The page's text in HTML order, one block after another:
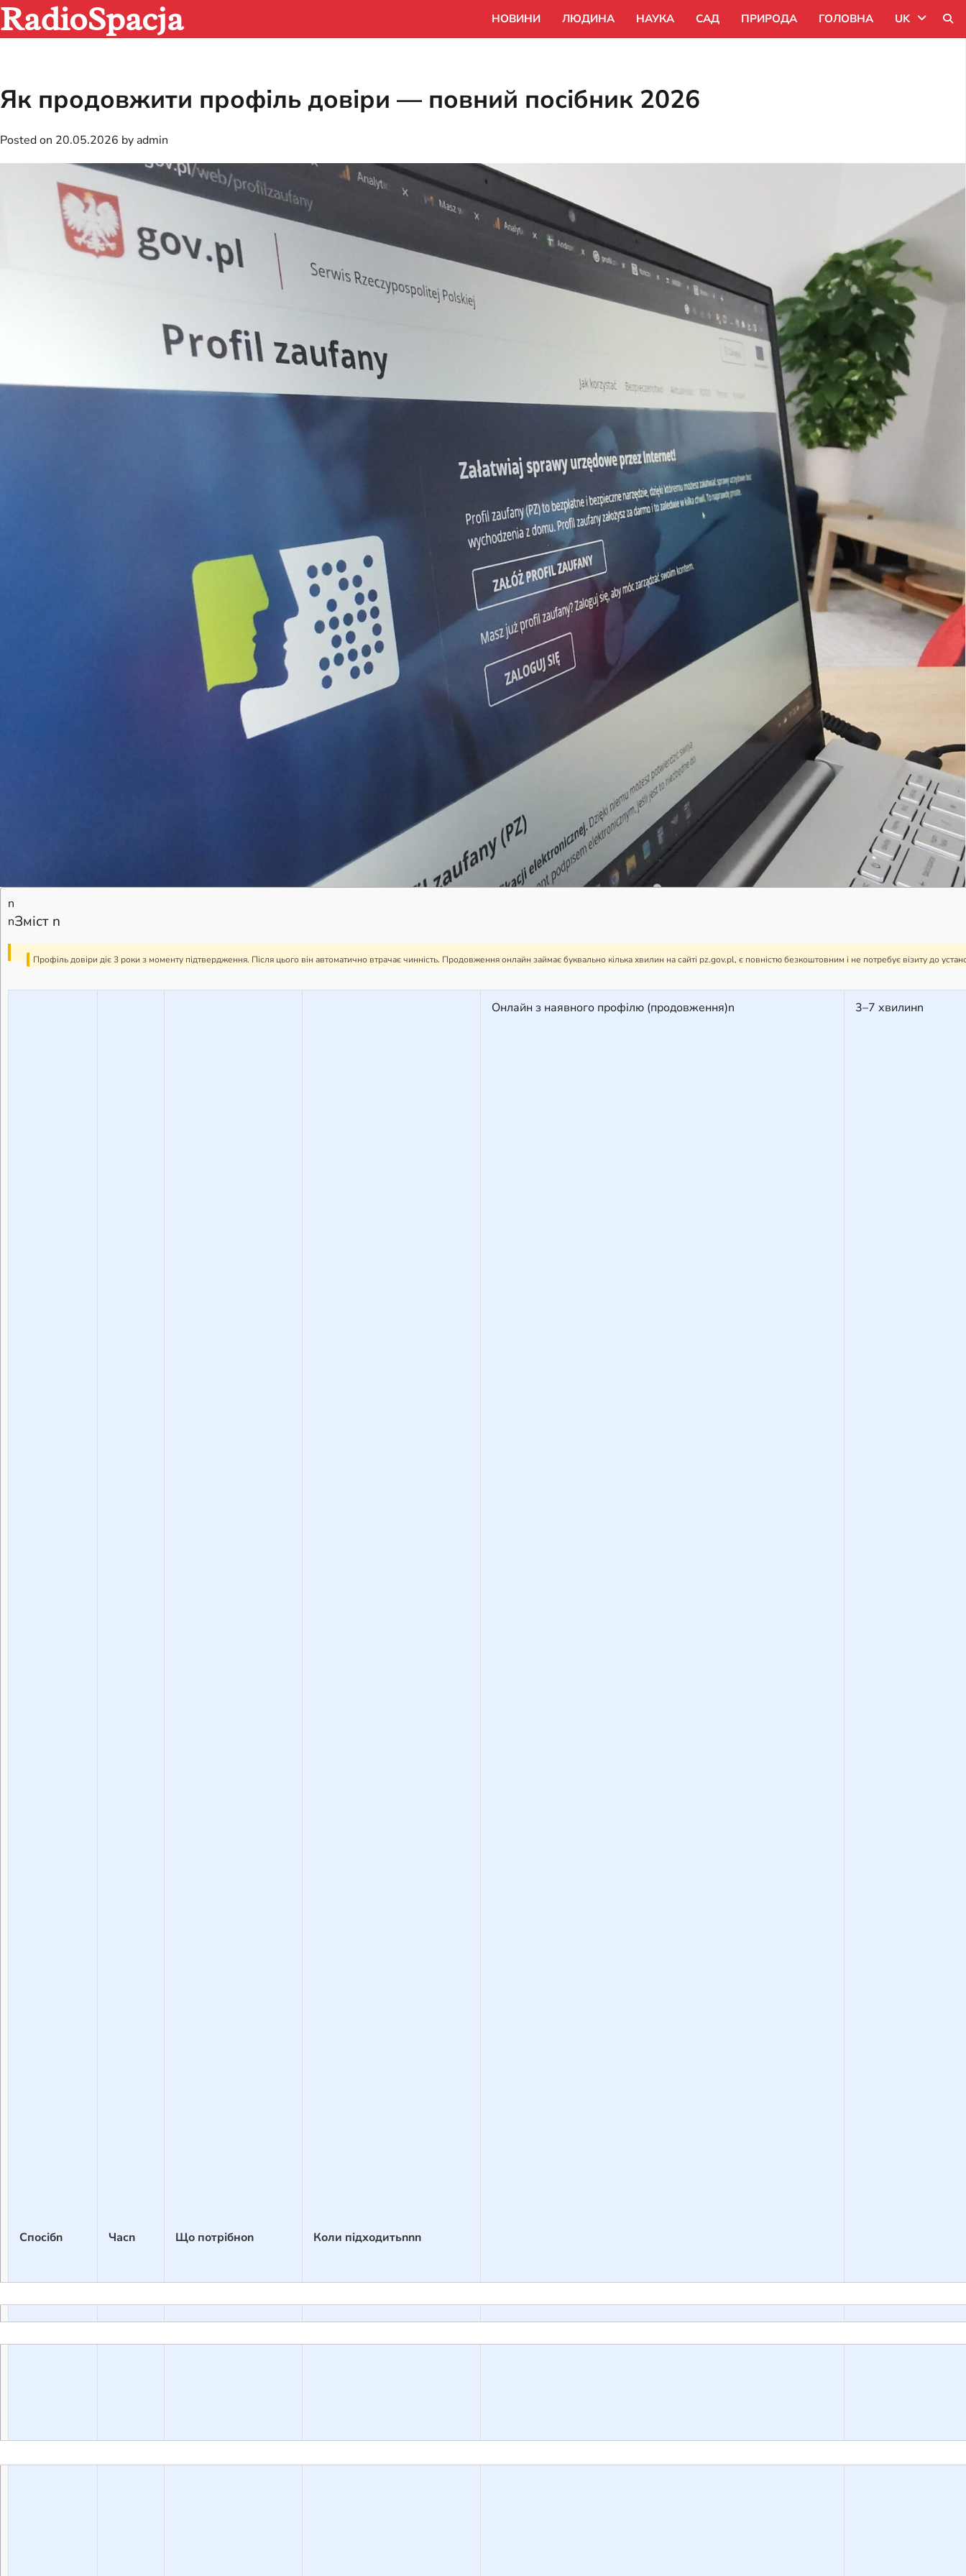
Skip
to
content
RadioSpacja НОВИНИ ЛЮДИНА НАУКА САД ПРИРОДА ГОЛОВНА UK
Як продовжити профіль довіри — повний посібник 2026
Posted on 20.05.2026 by admin
n
nЗміст n
Профіль довіри діє 3 роки з моменту підтвердження. Після цього він автоматично втрачає чинність. Продовження онлайн займає буквально кілька хвилин на сайті pz.gov.pl, є повністю безкоштовним і не потребує візиту
Спосібn Часn Що потрібноn Коли підходитьnnn
Онлайн з наявного профілю (продовження)n 3–7 хвилинn